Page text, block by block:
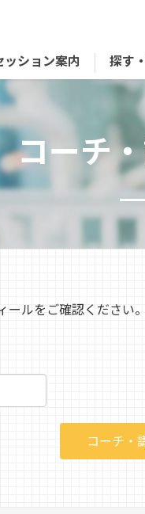
ッション案内 探す
コーチ
ルをご確認ください。